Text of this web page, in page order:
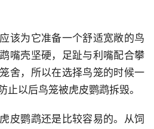
该为它准备一个舒适宽敞的鸟
嘴壳坚硬，足趾与利嘴配合攀
舍，所以在选择鸟笼的时候一
止以后鸟笼被虎皮鹦鹉拆毁。
皮鹦鹉还是比较容易的。从饲